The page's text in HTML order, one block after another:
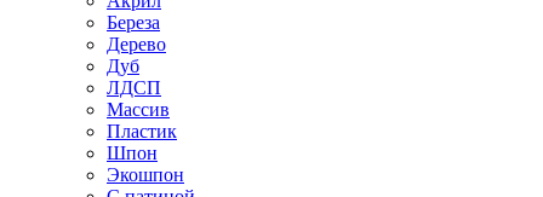
Береза
Дерево
Дуб
ЛДСП
Массив
Пластик
Шпон
Экошпон